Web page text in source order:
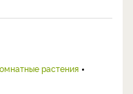
растения